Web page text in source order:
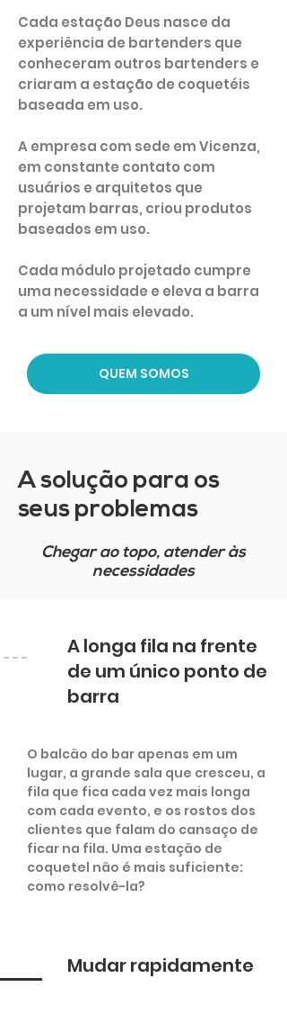
Cada estação Deus nasce da
experiência de bartenders que
conheceram outros bartenders e
criaram a estação de coquetéis
baseada em uso.
A empresa com sede em Vicenza,
em constante contato com
usuários e arquitetos que
projetam barras, criou produtos
baseados em uso.
Cada módulo projetado cumpre
uma necessidade e eleva a barra
a um nível mais elevado.
QUEM SOMOS
A solução para os
seus problemas
Chegar ao topo, atender às
necessidades
A longa fila na frente
de um único ponto de
barra
O balcão do bar apenas em um
lugar, a grande sala que cresceu, a
fila que fica cada vez mais longa
com cada evento, e os rostos dos
clientes que falam do cansaço de
ficar na fila. Uma estação de
coquetel não é mais suficiente:
como resolvê-la?
Mudar rapidamente